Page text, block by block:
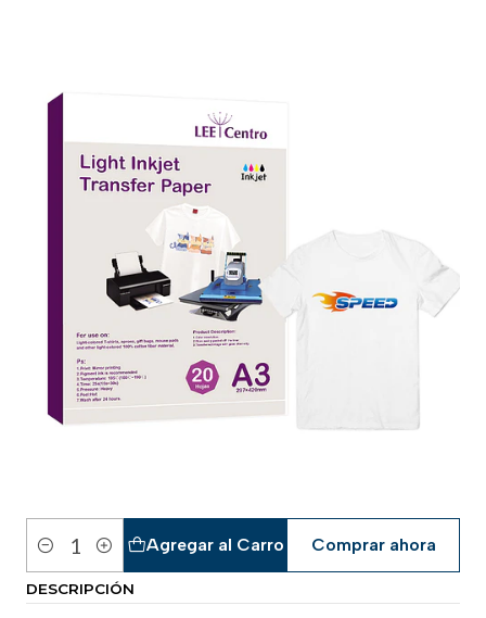
Cantidad
Agregar al Carro Comprar ahora
DESCRIPCIÓN